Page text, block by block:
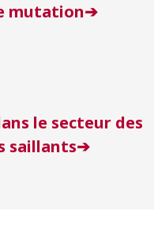
mutation➔
le secteur des
saillants➔